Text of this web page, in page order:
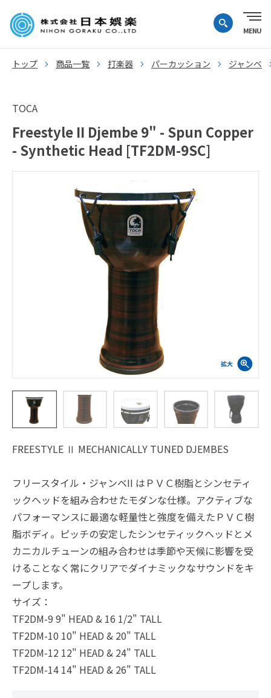
トップ 商品一覧 打楽器 パーカッション ジャンベ
TOCA
Freestyle II Djembe 9" - Spun Copper
- Synthetic Head [TF2DM-9SC]
FREESTYLE Ⅱ MECHANICALLY TUNED DJEMBES
フリースタイル・ジャンベII はＰＶＣ樹脂とシンセティ
ックヘッドを組み合わせたモダンな仕様。アクティブな
パフォーマンスに最適な軽量性と強度を備えたＰＶＣ樹
脂ボディ。ピッチの安定したシンセティックヘッドとメ
カニカルチューンの組み合わせは季節や天候に影響を受
けることなく常にクリアでダイナミックなサウンドをキ
ープします。
サイズ：
TF2DM-9 9" HEAD & 16 1/2" TALL
TF2DM-10 10" HEAD & 20" TALL
TF2DM-12 12" HEAD & 24" TALL
TF2DM-14 14" HEAD & 26" TALL